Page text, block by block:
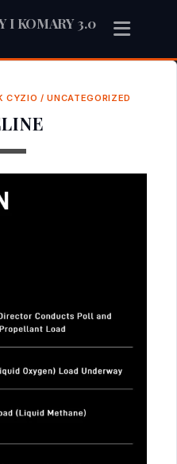
I KOMARY 3.0
CYZIO /UNCATEGORIZED